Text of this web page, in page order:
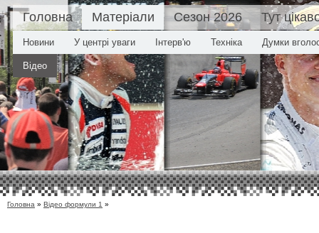
Головна Матеріали
Новини У центрі уваги Інтерв'ю Техніка Думки
Відео
Сезон 2026 Тут
Головна » Відео формули 1 »